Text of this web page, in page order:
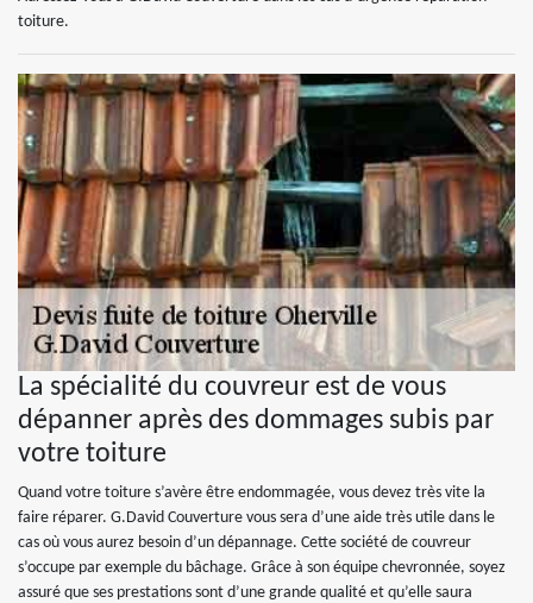
toiture.
La spécialité du couvreur est de vous
dépanner après des dommages subis par
votre toiture
Quand votre toiture s’avère être endommagée, vous devez très vite la
faire réparer. G.David Couverture vous sera d’une aide très utile dans le
cas où vous aurez besoin d’un dépannage. Cette société de couvreur
s’occupe par exemple du bâchage. Grâce à son équipe chevronnée, soyez
assuré que ses prestations sont d’une grande qualité et qu’elle saura